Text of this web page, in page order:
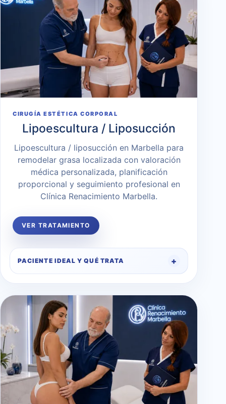
CIRUGÍA ESTÉTICA CORPORAL
Lipoescultura / Liposucción
Lipoescultura / liposucción en Marbella para
remodelar grasa localizada con valoración
médica personalizada, planificación
proporcional y seguimiento profesional en
Clínica Renacimiento Marbella.
VER TRATAMIENTO
PACIENTE IDEAL Y QUÉ TRATA